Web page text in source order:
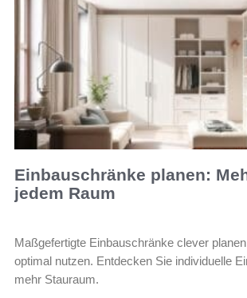
Einbauschränke planen:
jedem Raum
Maßgefertigte Einbauschränke clever
optimal nutzen. Entdecken Sie individuelle
mehr Stauraum.